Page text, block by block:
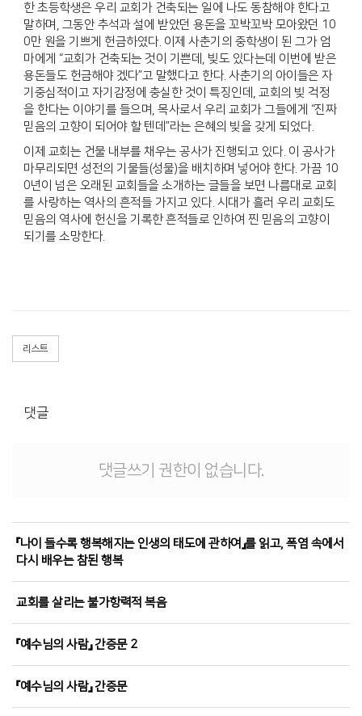
한 초등학생은 우리 교회가 건축되는 일에 나도 동참해야 한다고
말하며, 그동안 추석과 설에 받았던 용돈을 꼬박꼬박 모아왔던 10
0만 원을 기쁘게 헌금하였다. 이제 사춘기의 중학생이 된 그가 엄
마에게 “교회가 건축되는 것이 기쁜데, 빚도 있다는데 이번에 받은
용돈들도 헌금해야 겠다”고 말했다고 한다. 사춘기의 아이들은 자
기중심적이고 자기감정에 충실한 것이 특징인데, 교회의 빚 걱정
을 한다는 이야기를 들으며, 목사로서 우리 교회가 그들에게 “진짜
믿음의 고향이 되어야 할 텐데”라는 은혜의 빚을 갖게 되었다.
이제 교회는 건물 내부를 채우는 공사가 진행되고 있다. 이 공사가
마무리되면 성전의 기물들(성물)을 배치하며 넣어야 한다. 가끔 10
0년이 넘은 오래된 교회들을 소개하는 글들을 보면 나름대로 교회
를 사랑하는 역사의 흔적들 가지고 있다. 시대가 흘러 우리 교회도
믿음의 역사에 헌신을 기록한 흔적들로 인하여 찐 믿음의 고향이
되기를 소망한다.
리스트
댓글
댓글쓰기 권한이 없습니다.
『나이 들수록 행복해지는 인생의 태도에 관하여』를 읽고, 폭염 속에서
다시 배우는 참된 행복
교회를 살리는 불가항력적 복음
『예수님의 사람』 간증문 2
『예수님의 사람』 간증문